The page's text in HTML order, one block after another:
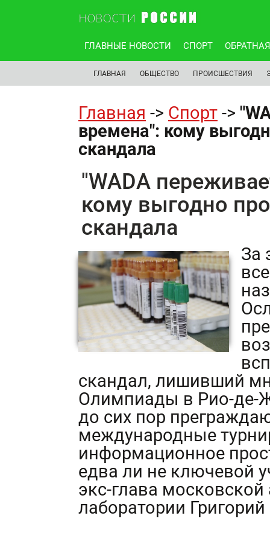
ГЛАВНЫЕ НОВОСТИ СПОРТ
ГЛАВНАЯ ОБЩЕСТВО ПРОИСШЕСТВИЯ
Главная -> Спорт ->
времена": кому
скандала
"WADA
кому выгодно
скандала
За
скандал, лишивший
Олимпиады в Рио-де-
до сих пор
международные
информационное
едва ли не ключевой
экс-глава
лаборатории